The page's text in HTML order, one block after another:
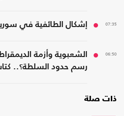
07:35 إشكال الطائفية في
06:50
الشعبوية وأزمة
رسم حدود السلطة؟..
ذات صلة